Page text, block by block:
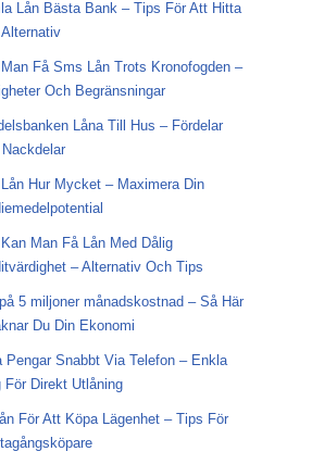
Lån Bästa Bank – Tips För Att Hitta
Alternativ
Få Sms Lån Trots Kronofogden –
Och Begränsningar
Låna Till Hus – Fördelar
Hur Mycket – Maximera Din
Man Få Lån Med Dålig
– Alternativ Och Tips
5 miljoner månadskostnad – Så Här
Du Din Ekonomi
Pengar Snabbt Via Telefon – Enkla
För Direkt Utlåning
För Att Köpa Lägenhet – Tips För